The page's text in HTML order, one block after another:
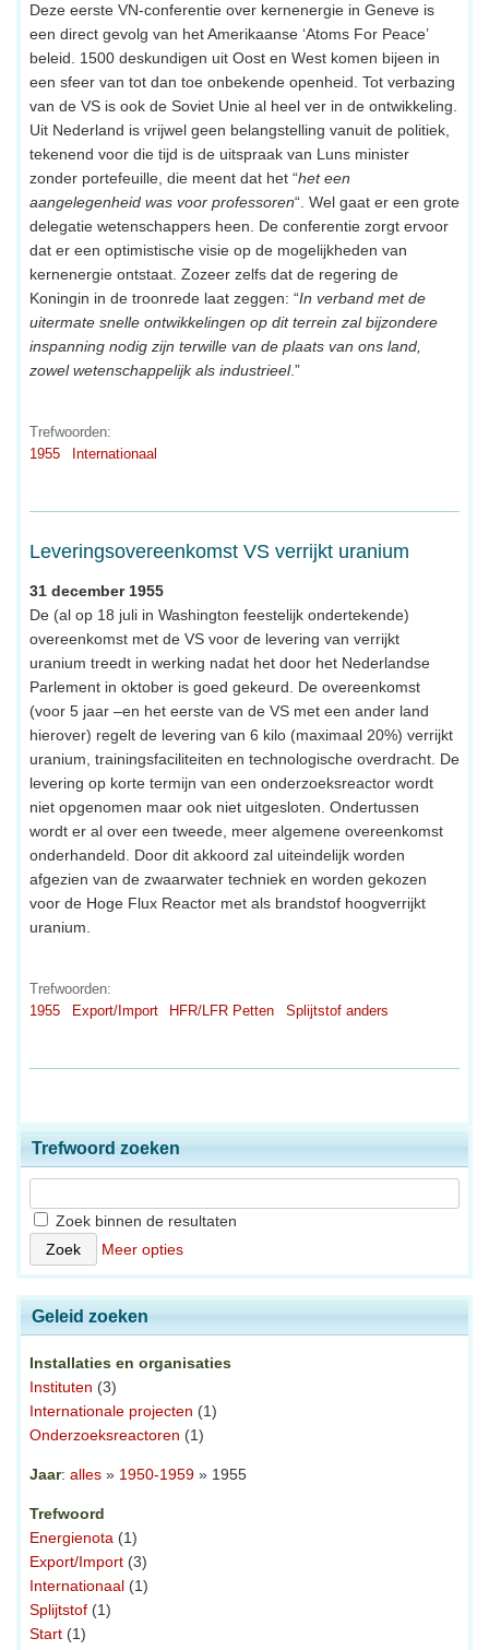
Deze eerste VN-conferentie over kernenergie in Geneve is
een direct gevolg van het Amerikaanse ‘Atoms For Peace’
beleid. 1500 deskundigen uit Oost en West komen bijeen in
een sfeer van tot dan toe onbekende openheid. Tot verbazing
van de VS is ook de Soviet Unie al heel ver in de ontwikkeling.
Uit Nederland is vrijwel geen belangstelling vanuit de politiek,
tekenend voor die tijd is de uitspraak van Luns minister
zonder portefeuille, die meent dat het “het een
aangelegenheid was voor professoren“. Wel gaat er een grote
delegatie wetenschappers heen. De conferentie zorgt ervoor
dat er een optimistische visie op de mogelijkheden van
kernenergie ontstaat. Zozeer zelfs dat de regering de
Koningin in de troonrede laat zeggen: “In verband met de
uitermate snelle ontwikkelingen op dit terrein zal bijzondere
inspanning nodig zijn terwille van de plaats van ons land,
zowel wetenschappelijk als industrieel.”
Trefwoorden:
1955
Internationaal
Leveringsovereenkomst VS verrijkt uranium
31 december 1955
De (al op 18 juli in Washington feestelijk ondertekende)
overeenkomst met de VS voor de levering van verrijkt
uranium treedt in werking nadat het door het Nederlandse
Parlement in oktober is goed gekeurd. De overeenkomst
(voor 5 jaar –en het eerste van de VS met een ander land
hierover) regelt de levering van 6 kilo (maximaal 20%) verrijkt
uranium, trainingsfaciliteiten en technologische overdracht. De
levering op korte termijn van een onderzoeksreactor wordt
niet opgenomen maar ook niet uitgesloten. Ondertussen
wordt er al over een tweede, meer algemene overeenkomst
onderhandeld. Door dit akkoord zal uiteindelijk worden
afgezien van de zwaarwater techniek en worden gekozen
voor de Hoge Flux Reactor met als brandstof hoogverrijkt
uranium.
Trefwoorden:
1955
Export/Import HFR/LFR Petten Splijtstof anders
Trefwoord zoeken
Zoek binnen de resultaten
Meer opties
Geleid zoeken
Installaties en organisaties
Instituten (3)
Internationale projecten (1)
Onderzoeksreactoren (1)
Jaar: alles » 1950-1959 » 1955
Trefwoord
Energienota (1)
Export/Import (3)
Internationaal (1)
Splijtstof (1)
Start (1)